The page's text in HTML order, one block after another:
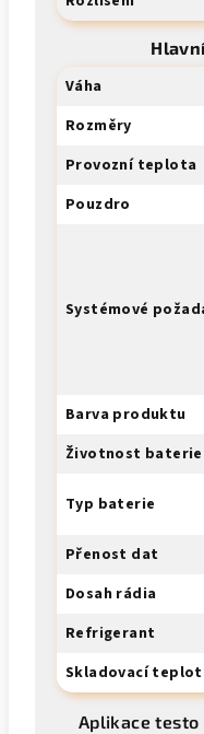
Váha
Rozměry
Provozní teplota
Pouzdro
Systémové
Barva produktu
Životnost baterie
Typ baterie
Přenost dat
Dosah rádia
Refrigerant
Skladovací
Aplikace testo